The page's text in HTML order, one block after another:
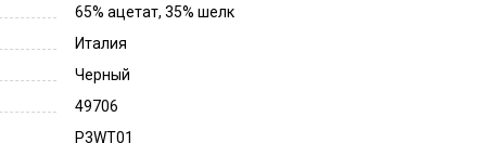
65% ацетат, 35% шелк
Италия
Черный
49706
P3WT01